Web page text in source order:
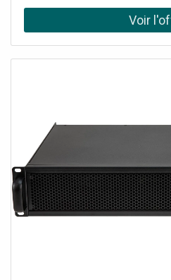
protection: III, Largeur:
Profondeur: 4 cm,